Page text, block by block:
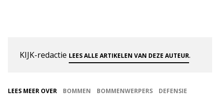
KIJK-redactie LEES ALLE ARTIKELEN VAN DEZE AUTEUR.
LEES MEER OVER BOMMEN BOMMENWERPERS
DEFENSIE